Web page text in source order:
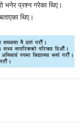
भनेर प्रश्न गरेका थिए।
थिए।